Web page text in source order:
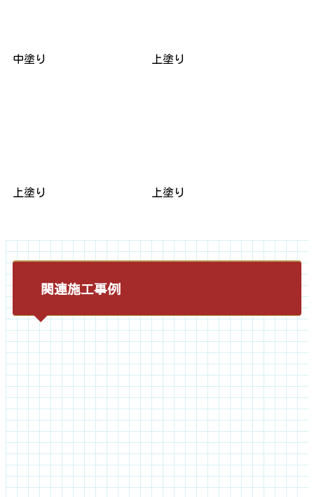
中塗り 上塗り
上塗り 上塗り
関連施工事例